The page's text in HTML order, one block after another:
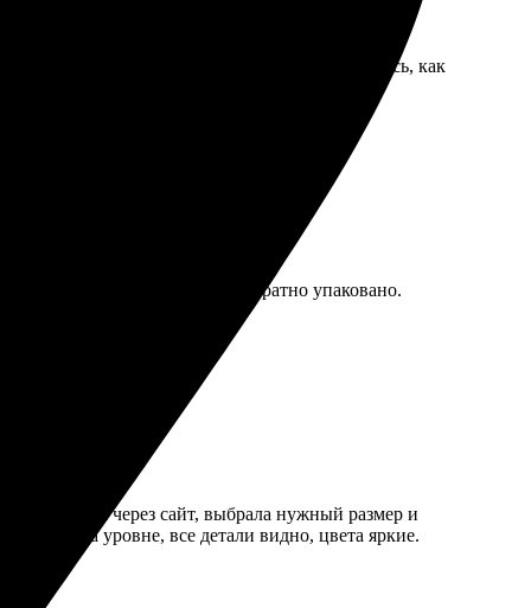
прост, результат отличный. Очень понравилось, как
заказ. Рекомендую всем!
пришла вовремя, всё аккуратно упаковано.
через сайт, выбрала нужный размер и
на уровне, все детали видно, цвета яркие.